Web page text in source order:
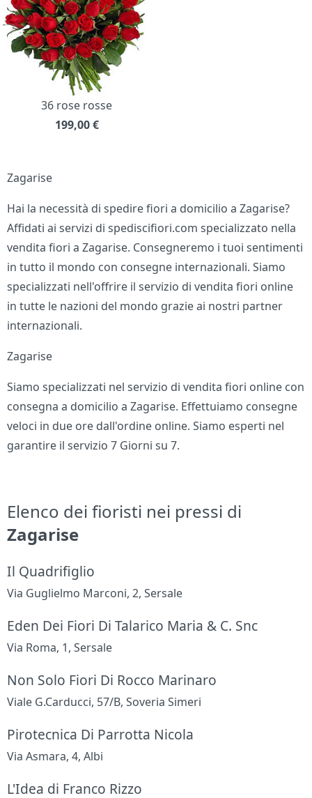
36 rose rosse
199,00 €
Zagarise
Hai la necessità di spedire fiori a domicilio a Zagarise?
Affidati ai servizi di spediscifiori.com specializzato nella
vendita fiori a Zagarise. Consegneremo i tuoi sentimenti
in tutto il mondo con consegne internazionali. Siamo
specializzati nell'offrire il servizio di vendita fiori online
in tutte le nazioni del mondo grazie ai nostri partner
internazionali.
Zagarise
Siamo specializzati nel servizio di vendita fiori online con
consegna a domicilio a Zagarise. Effettuiamo consegne
veloci in due ore dall'ordine online. Siamo esperti nel
garantire il servizio 7 Giorni su 7.
Elenco dei fioristi nei pressi di
Zagarise
Il Quadrifiglio
Via Guglielmo Marconi, 2, Sersale
Eden Dei Fiori Di Talarico Maria & C. Snc
Via Roma, 1, Sersale
Non Solo Fiori Di Rocco Marinaro
Viale G.Carducci, 57/B, Soveria Simeri
Pirotecnica Di Parrotta Nicola
Via Asmara, 4, Albi
L'Idea di Franco Rizzo